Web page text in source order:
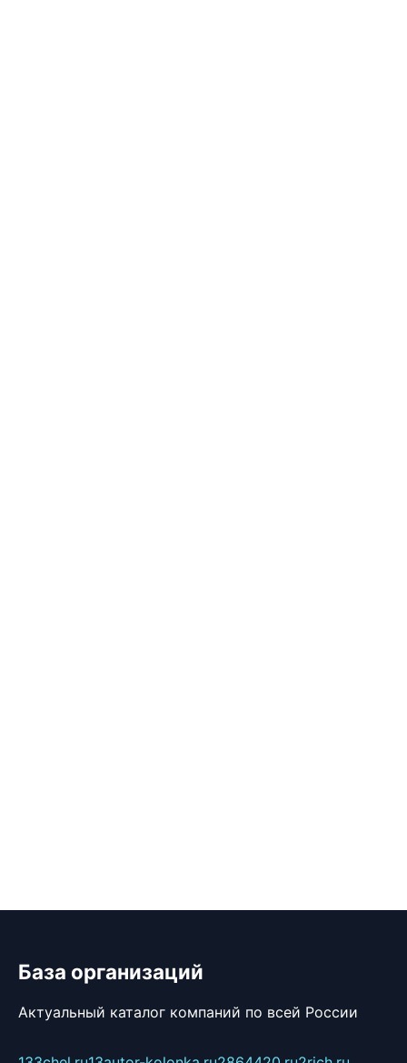
База организаций
Актуальный каталог компаний по всей России